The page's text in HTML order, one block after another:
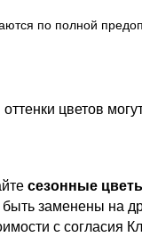
по полной
цветов
сезонные
быть заменены на
с согласия